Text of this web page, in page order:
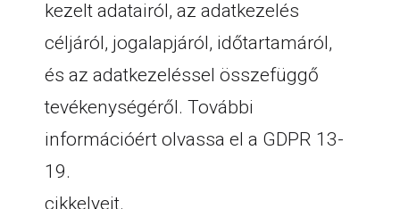
kezelt adatairól, az adatkezelés
céljáról, jogalapjáról, időtartamáról,
és az adatkezeléssel összefüggő
tevékenységéről. További
információért olvassa el a GDPR 13-
19.
cikkelyeit.